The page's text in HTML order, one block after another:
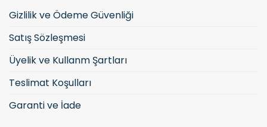
Gizlilik ve Ödeme Güvenliği
Satış Sözleşmesi
Üyelik ve Kullanm Şartları
Teslimat Koşulları
Garanti ve İade